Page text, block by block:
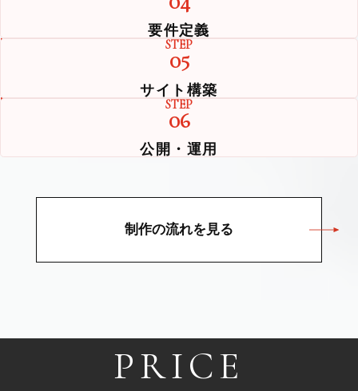
要件定義
STEP
05
サイト構築
STEP
06
公開・運用
制作の流れを見る
PRICE